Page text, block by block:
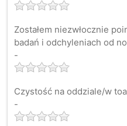
Zostałem niezwłocznie
badań i odchyleniach od
-
Czystość na oddziale/w
-